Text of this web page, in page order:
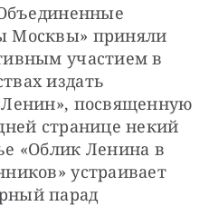
Москвы» приняли
участием в
издать
посвященную
странице некий
«Облик Ленина в
устраивает
парад